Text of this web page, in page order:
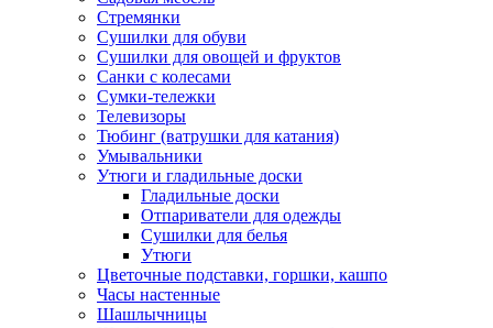
Стремянки
Сушилки для обуви
Сушилки для овощей и фруктов
Санки с колесами
Сумки-тележки
Телевизоры
Тюбинг (ватрушки для катания)
Умывальники
Утюги и гладильные доски
Гладильные доски
Отпариватели для одежды
Сушилки для белья
Утюги
Цветочные подставки, горшки, кашпо
Часы настенные
Шашлычницы